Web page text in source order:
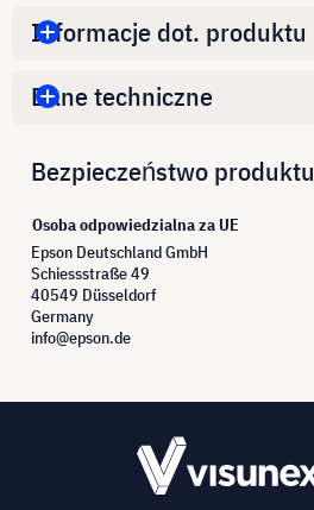
Informacje dot. produktu
Dane techniczne
Bezpieczeństwo produktu
Osoba odpowiedzialna za UE
Epson Deutschland GmbH
Schiessstraße 49
40549 Düsseldorf
Germany
info@epson.de